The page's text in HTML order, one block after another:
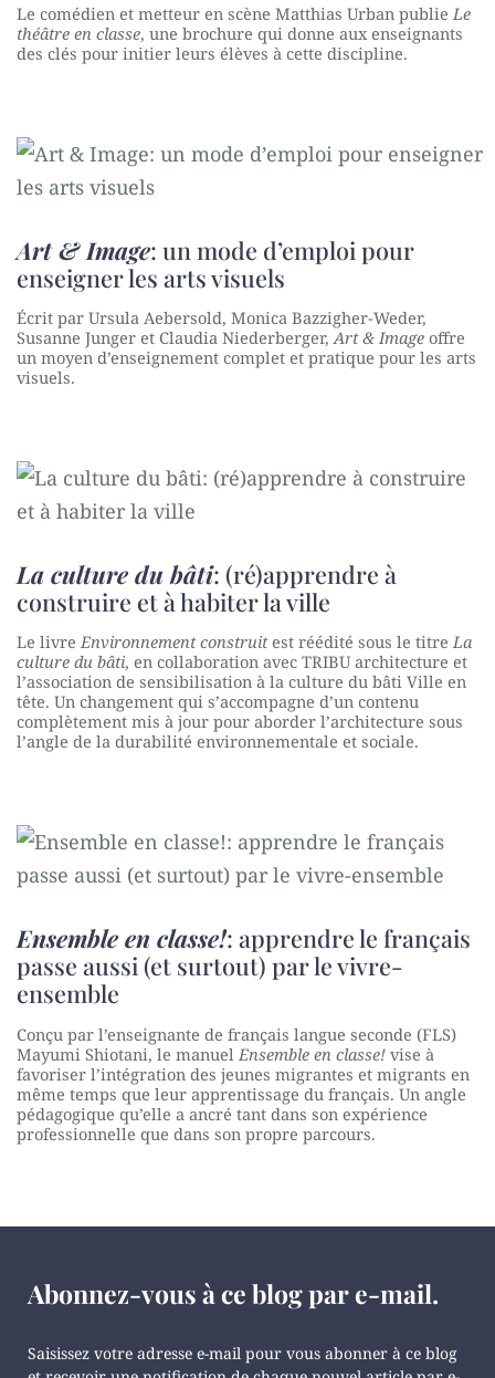
Le comédien et metteur en scène Matthias Urban publie Le
théâtre en classe, une brochure qui donne aux enseignants
des clés pour initier leurs élèves à cette discipline.
Art & Image: un mode d’emploi pour
enseigner les arts visuels
Écrit par Ursula Aebersold, Monica Bazzigher-Weder,
Susanne Junger et Claudia Niederberger, Art & Image offre
un moyen d’enseignement complet et pratique pour les arts
visuels.
La culture du bâti: (ré)apprendre à
construire et à habiter la ville
Le livreEnvironnement construitest réédité sous le titre La
culture du bâti, en collaboration avec TRIBU architecture et
l’association de sensibilisation à la culture du bâti Ville en
tête. Un changement qui s’accompagne d’un contenu
complètement mis à jour pour aborder l’architecture sous
l’angle de la durabilité environnementale et sociale.
Ensemble en classe!: apprendre le français
passe aussi (et surtout) par le vivre-
ensemble
Conçu par l’enseignante de français langue seconde (FLS)
Mayumi Shiotani, le manuel Ensemble en classe! vise à
favoriser l’intégration des jeunes migrantes et migrants en
même temps que leur apprentissage du français. Un angle
pédagogique qu’elle a ancré tant dans son expérience
professionnelle que dans son propre parcours.
Abonnez-vous à ce blog par e-mail.
Saisissez votre adresse e-mail pour vous abonner à ce blog